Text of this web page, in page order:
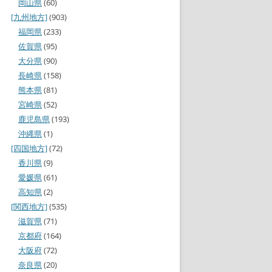
岡山県(60)
[九州地方](903)
福岡県(233)
佐賀県(95)
大分県(90)
長崎県(158)
熊本県(81)
宮崎県(52)
鹿児島県(193)
沖縄県(1)
[四国地方](72)
香川県(9)
愛媛県(61)
高知県(2)
[関西地方](535)
滋賀県(71)
京都府(164)
大阪府(72)
奈良県(20)